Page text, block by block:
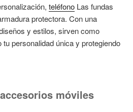
teléfono Las fundas
protectora. Con una
y estilos, sirven como
personalidad única y protegiendo
móviles